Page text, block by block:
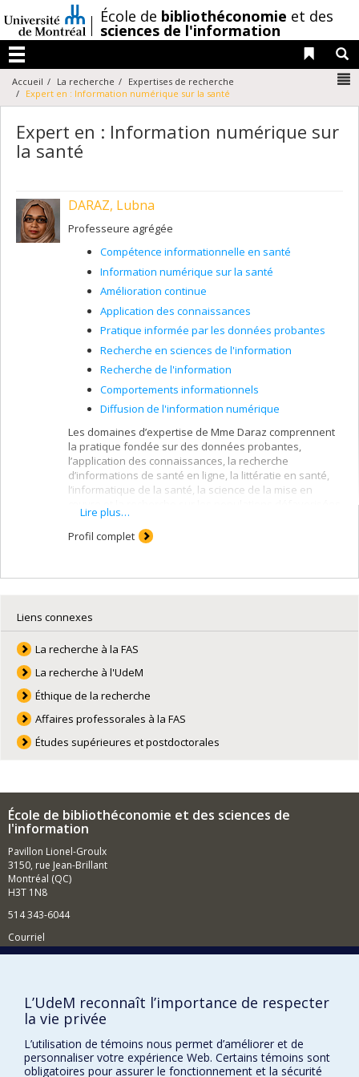
au
contenu
/École de bibliothéconomie et des
sciences de l'information
Menu
Liens
Accueil La recherche
Expertises de recherche
Expert en : Information numérique sur la santé
Expert en : Information numérique sur
la santé
DARAZ, Lubna
Professeure agrégée
Compétence informationnelle en santé
Information numérique sur la santé
Amélioration continue
Application des connaissances
Pratique informée par les données probantes
Recherche en sciences de l'information
Recherche de l'information
Comportements informationnels
Diffusion de l'information numérique
Les domaines d’expertise de Mme Daraz comprennent
la pratique fondée sur des données probantes,
l’application des connaissances, la recherche
d’informations de santé en ligne, la littératie en santé,
l’informatique de la santé, la science de la mise en
Lire plus…
Profil complet
Liens connexes
La recherche à la FAS
La recherche à l'UdeM
Éthique de la recherche
Affaires professorales à la FAS
Études supérieures et postdoctorales
École de bibliothéconomie et des sciences de
l'information
Pavillon Lionel-Groulx
3150, rue Jean-Brillant
Montréal (QC)
H3T 1N8
514 343-6044
Courriel
BESOIN D'AIDE?
Plan du site
Signaler une erreur
Accessibilité
L’UdeM reconnaît l’importance de respecter
la vie privée
L’utilisation de témoins nous permet d’améliorer et de
personnaliser votre expérience Web. Certains témoins sont
obligatoires pour assurer le fonctionnement et la sécurité